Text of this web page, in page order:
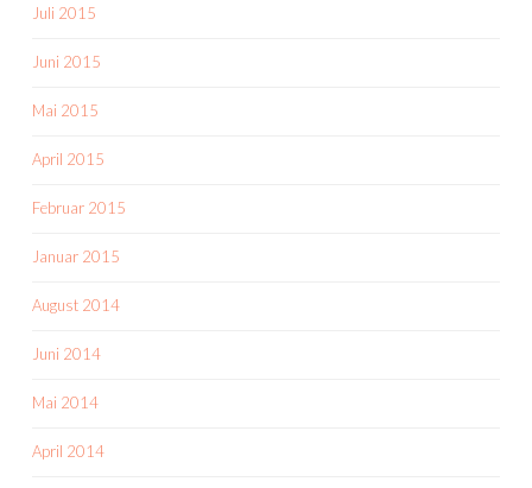
Juli 2015
Juni 2015
Mai 2015
April 2015
Februar 2015
Januar 2015
August 2014
Juni 2014
Mai 2014
April 2014